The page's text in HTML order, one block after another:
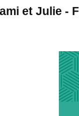
et Julie -